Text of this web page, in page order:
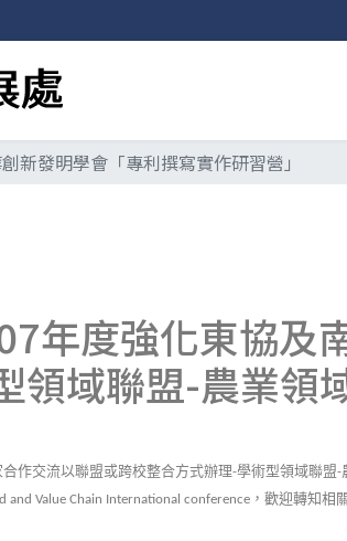
新發明學會「專利撰寫實作研習營」
年度強化東協及
域聯盟-農業領域
作交流以聯盟或跨校整合方式辦理-學術型領域聯盟-
and Value Chain International conference ，歡迎轉知相